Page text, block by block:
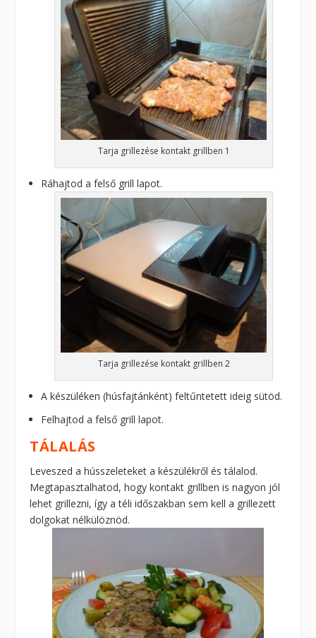
Tarja grillezése kontakt grillben 1
Ráhajtod a felső grill lapot.
Tarja grillezése kontakt grillben 2
A készüléken (húsfajtánként) feltűntetett ideig sütöd.
Felhajtod a felső grill lapot.
TÁLALÁS
Leveszed a hússzeleteket a készülékről és tálalod.
Megtapasztalhatod, hogy kontakt grillben is nagyon jól
lehet grillezni, így a téli időszakban sem kell a grillezett
dolgokat nélkülöznöd.